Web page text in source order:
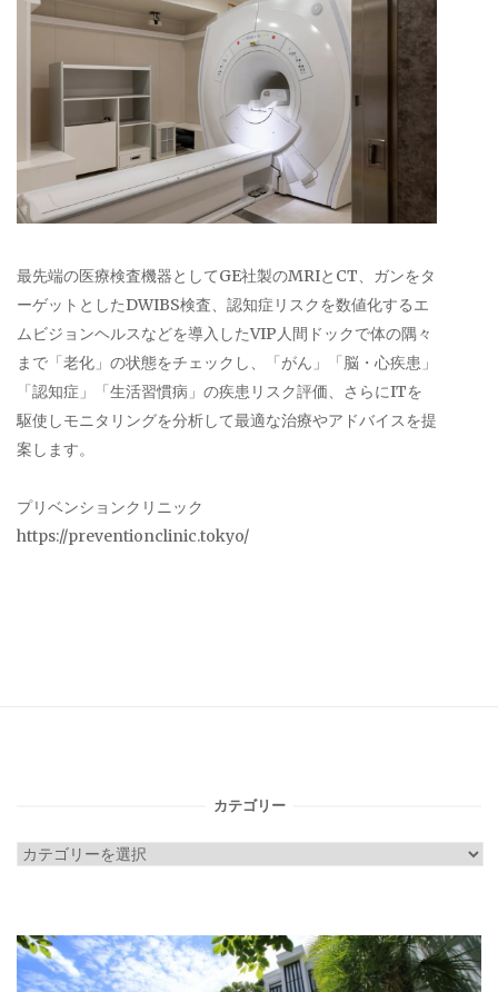
最先端の医療検査機器としてGE社製のMRIとCT、ガンをタ
ーゲットとしたDWIBS検査、認知症リスクを数値化するエ
ムビジョンヘルスなどを導入したVIP人間ドックで体の隅々
まで「老化」の状態をチェックし、「がん」「脳・心疾患」
「認知症」「生活習慣病」の疾患リスク評価、さらにITを
駆使しモニタリングを分析して最適な治療やアドバイスを提
案します。
プリベンションクリニック
https://preventionclinic.tokyo/
カテゴリー
カ
リ
ー